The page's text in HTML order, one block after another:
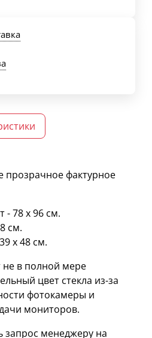
прозрачное фактурное
- 78 х 96 cм.
см.
х 48 см.
в полной мере
цвет стекла из-за
фотокамеры и
мониторов.
запрос менеджеру на